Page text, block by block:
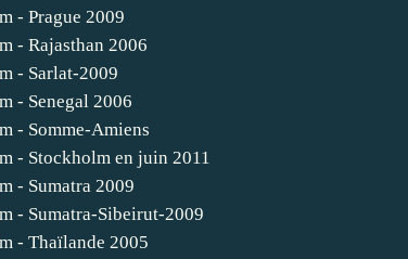
- Prague 2009
- Rajasthan 2006
- Sarlat-2009
- Senegal 2006
- Somme-Amiens
- Stockholm en juin 2011
- Sumatra 2009
- Sumatra-Sibeirut-2009
- Thaïlande 2005